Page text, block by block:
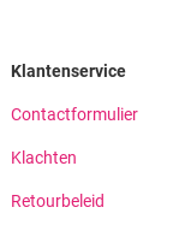
Klantenservice
Contactformulier
Klachten
Retourbeleid